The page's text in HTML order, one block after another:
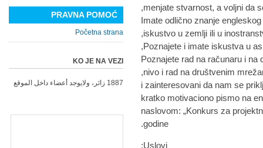
menjate stvarnost, a voljni da
- Imate odlično znanje
iskustvo u zemlji ili u
- Poznajete rad na računaru i
nivo i rad na društvenim
i zainteresovani da nam se
kratko motivaciono pismo na
naslovom: „Konkurs za
godine.
Uslovi:
PRAVNA POMOĆ
Početna strana
KO JE NA VEZI
1887 زائر، ولايوجد أعضاء داخل الموقع